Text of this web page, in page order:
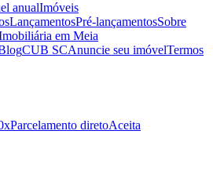
anualImóveis
LançamentosPré-lançamentosSobre
em Meia
CUB SCAnuncie seu imóvelTermos
Parcelamento diretoAceita